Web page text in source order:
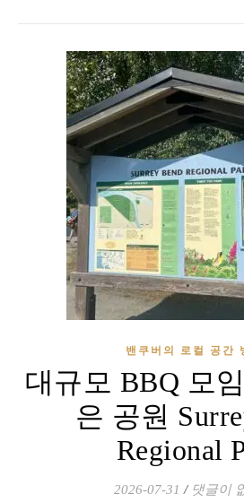
밴쿠버의 로컬 공간
대규모 BBQ 모
은 공원
Regional
2026-07-31 / 댓글이